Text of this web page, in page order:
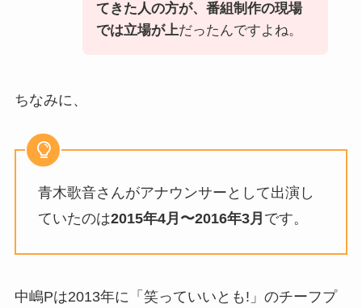
てきた人の方が、番組制作の現場
では立場が上だったんですよね。
ちなみに、
青木歌音さんがアナウンサーとして出演し
ていたのは2015年4月〜2016年3月 です。
中嶋Pは2013年に「笑っていいとも!」のチーフプ